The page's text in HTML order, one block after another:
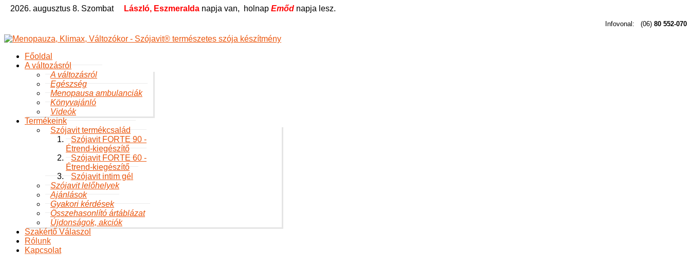
2026. augusztus 8. Szombat László, Eszmeralda napja van, holnap Emőd napja lesz.
Infovonal: (06) 80 552-070
Főoldal
A változásról
A változásról
Egészség
Menopausa ambulanciák
Könyvajánló
Videók
Termékeink
Szójavit termékcsalád
Szójavit FORTE 90 -
Étrend-kiegészítő
Szójavit FORTE 60 -
Étrend-kiegészítő
Szójavit intim gél
Szójavit lelőhelyek
Ajánlások
Gyakori kérdések
Összehasonlító ártáblázat
Újdonságok, akciók
Szakértő Válaszol
Rólunk
Kapcsolat